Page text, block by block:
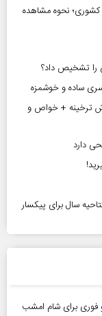
کشوری؛ نحوه مشاهده
را تشخیص داد؟
ساده و خوشمزه
ترخینه + خواص و
دارد